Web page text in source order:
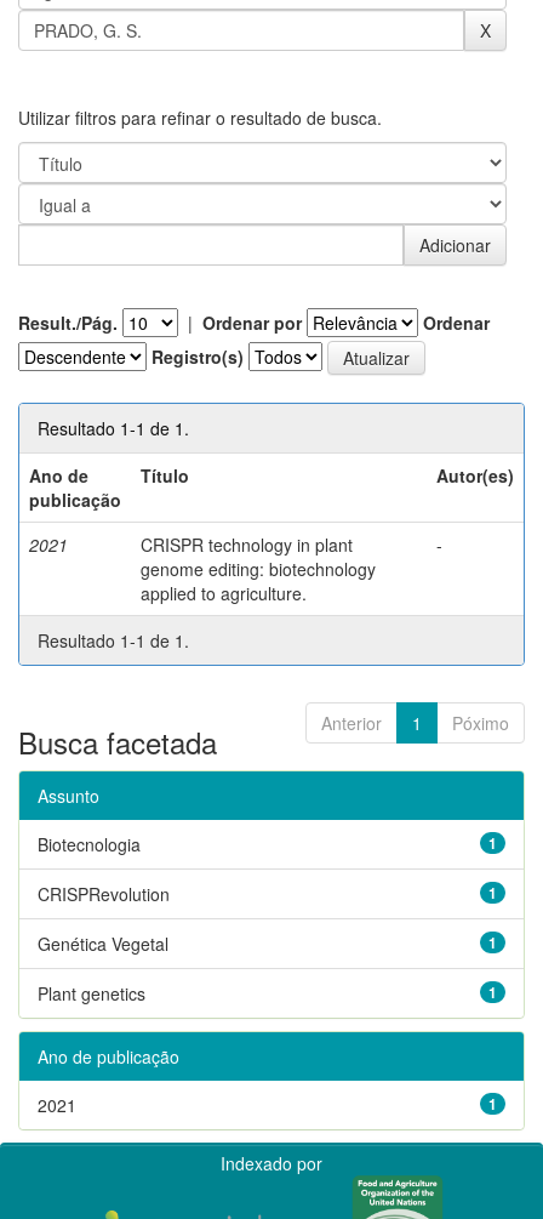
Utilizar filtros para refinar o resultado de busca.
Result./Pág. | Ordenar por
Ordenar
Registro(s)
Resultado 1-1 de 1.
Ano de
publicação
Título Autor(es)
2021
CRISPR technology in plant
genome editing: biotechnology
applied to agriculture.
-
Resultado 1-1 de 1.
Anterior 1 Póximo
Busca facetada
Assunto
1
Biotecnologia
1
CRISPRevolution
1
Genética Vegetal
1
Plant genetics
Ano de publicação
1
2021
Indexado por